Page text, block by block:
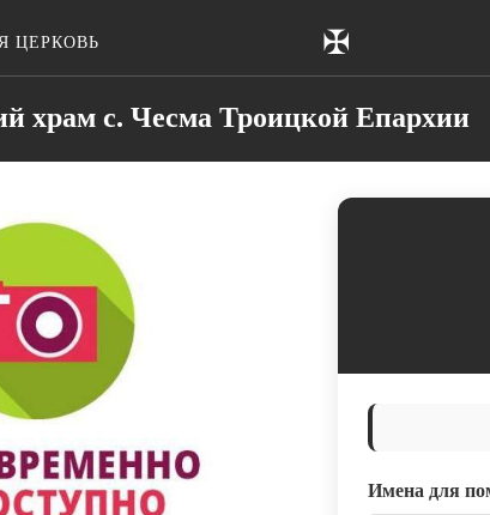
ЦЕРКОВЬ ✠
храм с. Чесма Троицкой Епархии
Имена для